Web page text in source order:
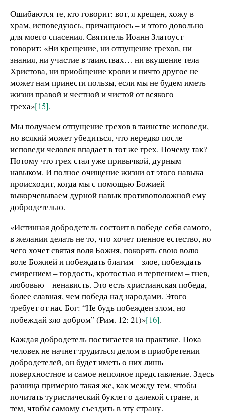
Ошибаются те, кто говорит: вот, я крещен, хожу в
храм, исповедуюсь, причащаюсь – и этого довольно
для моего спасения. Святитель Иоанн Златоуст
говорит: «Ни крещение, ни отпущение грехов, ни
знания, ни участие в таинствах… ни вкушение тела
Христова, ни приобщение крови и ничто другое не
может нам принести пользы, если мы не будем иметь
жизни правой и честной и чистой от всякого
греха»[15].
Мы получаем отпущение грехов в таинстве исповеди,
но всякий может убедиться, что нередко после
исповеди человек впадает в тот же грех. Почему так?
Потому что грех стал уже привычкой, дурным
навыком. И полное очищение жизни от этого навыка
происходит, когда мы с помощью Божией
выкорчевываем дурной навык противоположной ему
добродетелью.
«Истинная добродетель состоит в победе себя самого,
в желании делать не то, что хочет тленное естество, но
чего хочет святая воля Божия, покорять свою волю
воле Божией и побеждать благим – злое, побеждать
смирением – гордость, кротостью и терпением – гнев,
любовью – ненависть. Это есть христианская победа,
более славная, чем победа над народами. Этого
требует от нас Бог: “Не будь побежден злом, но
побеждай зло добром” (Рим. 12: 21)»[16].
Каждая добродетель постигается на практике. Пока
человек не начнет трудиться делом в приобретении
добродетелей, он будет иметь о них лишь
поверхностное и самое неполное представление. Здесь
разница примерно такая же, как между тем, чтобы
почитать туристический буклет о далекой стране, и
тем, чтобы самому съездить в эту страну.